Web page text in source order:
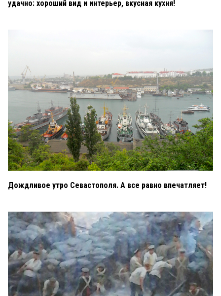
удачно: хороший вид и интерьер, вкусная кухня!
Дождливое утро Севастополя. А все равно впечатляет!